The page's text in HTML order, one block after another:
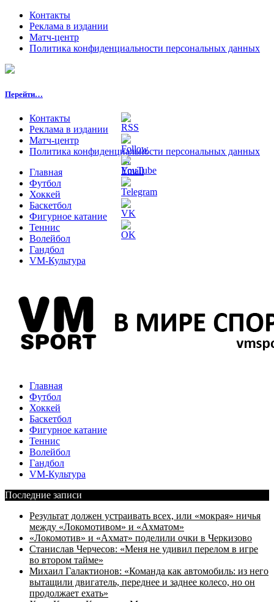
Контакты
Реклама в издании
Матч-центр
Политика конфиденциальности персональных данных
Перейти…
Контакты
Реклама в издании
Матч-центр
Политика конфиденциальности персональных данных
Главная
Футбол
Хоккей
Баскетбол
Фигурное катание
Теннис
Волейбол
Гандбол
VM-Культура
Главная
Футбол
Хоккей
Баскетбол
Фигурное катание
Теннис
Волейбол
Гандбол
VM-Культура
Последние записи
Результат должен устраивать всех, или «мокрая» ничья
между «Локомотивом» и «Ахматом»
«Локомотив» и «Ахмат» поделили очки в Черкизово
Станислав Черчесов: «Меня не удивил перелом в игре
во втором тайме»
Михаил Галактионов: «Команда как автомобиль: из него
вытащили двигатель, переднее и заднее колесо, но он
продолжает ехать»